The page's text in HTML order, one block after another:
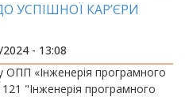
УСПІШНОЇ КАР’ЄРИ
- 13:08
ОПП «Інженерія програмного
"Інженерія програмного